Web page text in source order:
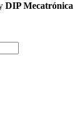
DIP Mecatrónica